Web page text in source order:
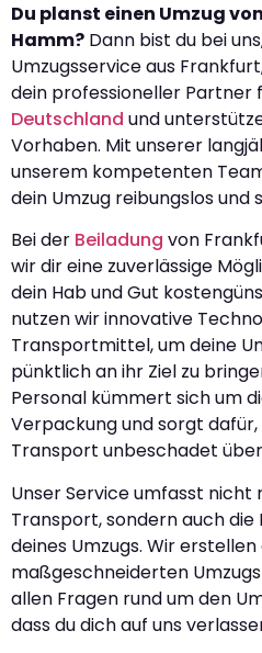
Du planst einen Umzug
Hamm? Dann bist du bei
Umzugsservice aus
dein professioneller Partner
Deutschland und
Vorhaben. Mit unserer
unserem kompetenten
dein Umzug reibungslos und
Bei der Beiladung von
wir dir eine zuverlässige
dein Hab und Gut
nutzen wir innovative
Transportmittel, um deine
pünktlich an ihr Ziel zu
Personal kümmert sich um
Verpackung und sorgt
Transport unbeschadet
Unser Service umfasst nicht
Transport, sondern auch die
deines Umzugs. Wir
maßgeschneiderten
allen Fragen rund um den
dass du dich auf uns